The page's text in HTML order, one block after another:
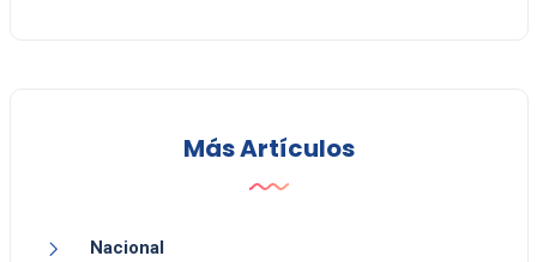
Más Artículos
Nacional